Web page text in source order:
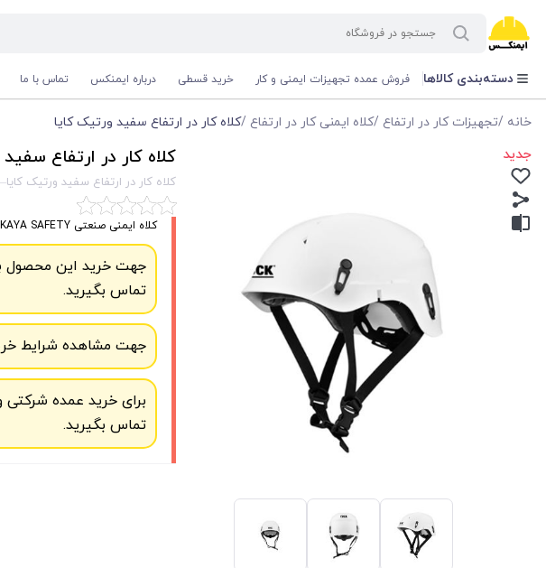
دسته‌بندی کالاها فروش عمده تجهیزات ایمنی و کار خرید قسطی درباره ایمنکس تماس با ما
خانه /تجهیزات کار در ارتفاع /کلاه ایمنی کار در ارتفاع /کلاه کار در ارتفاع سفید ورتیک کایا
جدید کلاه کار در ارتفاع
کلاه کار در ارتفاع سفید ورتیک کایا
کلاه ایمنی صنعتی KAYA SAFETY مدل VERTIK برای عملیات نجات و کار در ارتفاع طراحی شده است.
جهت خرید این محصول
تماس بگیرید.
جهت مشاهده شرایط
برای خرید عمده شرکتی
تماس بگیرید.